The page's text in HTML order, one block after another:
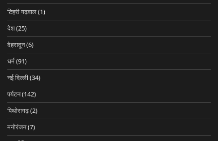
टिहरी गढ़वाल(1)
देश(25)
देहरादून(6)
धर्म(91)
नई दिल्ली(34)
पर्यटन(142)
पिथोरागढ़(2)
मनोरंजन(7)